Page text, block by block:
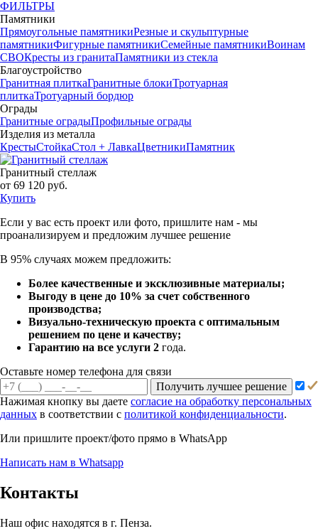
ФИЛЬТРЫ
Памятники
Прямоугольные памятникиРезные и скульптурные
памятникиФигурные памятникиСемейные памятникиВоинам
СВОКресты из гранитаПамятники из стекла
Благоустройство
Гранитная плиткаГранитные блокиТротуарная
плиткаТротуарный бордюр
Ограды
Гранитные оградыПрофильные ограды
Изделия из металла
КрестыСтойкаСтол + ЛавкаЦветникиПамятник
Гранитный стеллаж
от 69 120 руб.
Купить
Если у вас есть проект или фото, пришлите нам - мы
проанализируем и предложим лучшее решение
В 95% случаях можем предложить:
Более качественные и эксклюзивные материалы;
Выгоду в цене до 10% за счет собственного
производства;
Визуально-техническую проекта с оптимальным
решением по цене и качеству;
Гарантию на все услуги 2 года.
Оставьте номер телефона для связи
Получить лучшее решение
Нажимая кнопку вы даете согласие на обработку персональных
данных в соответствии с политикой конфиденциальности.
Или пришлите проект/фото прямо в WhatsApp
Написать нам в Whatsapp
Контакты
Наш офис находятся в г. Пенза.